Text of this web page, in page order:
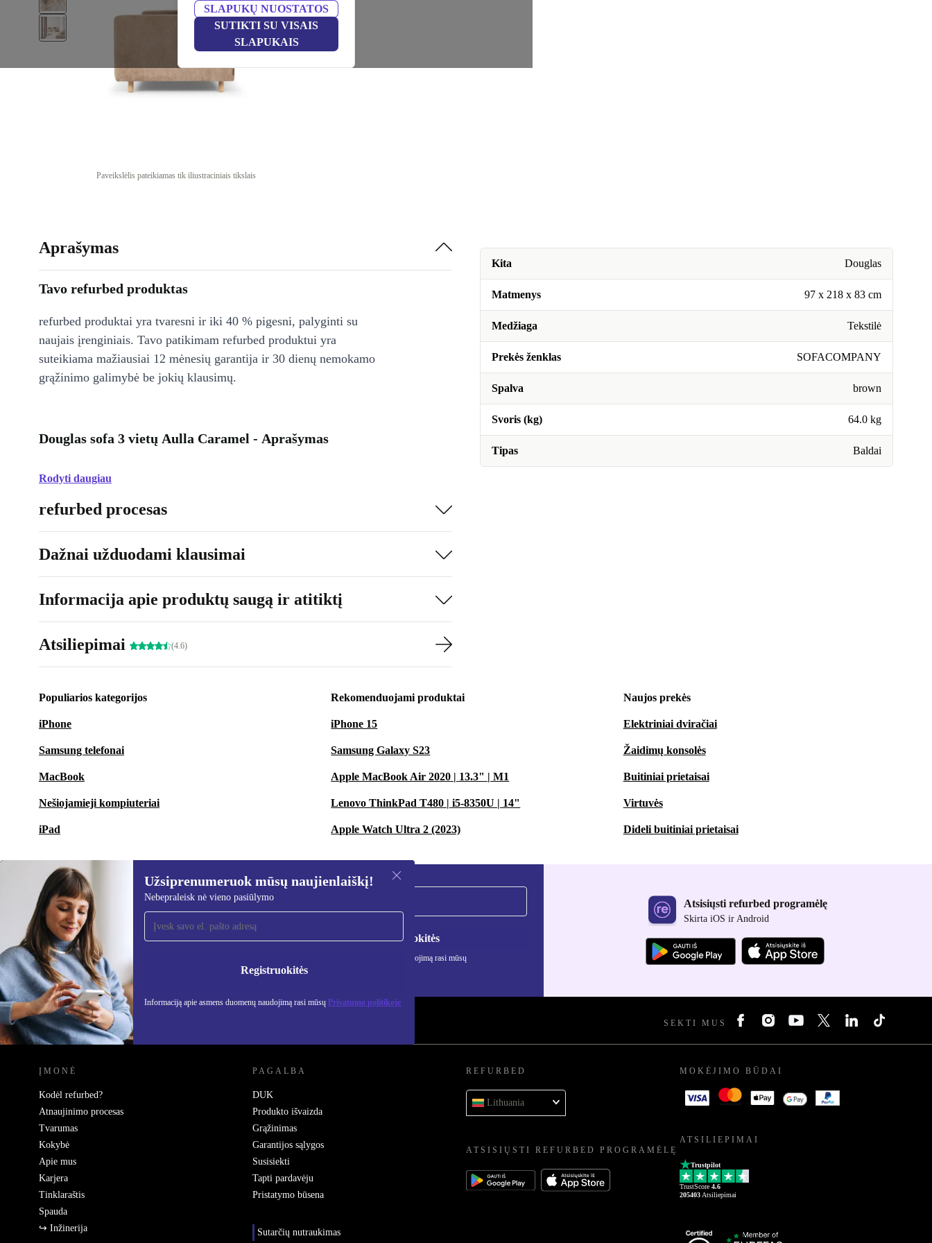
SLAPUKŲ NUOSTATOS
SUTIKTI SU VISAIS
SLAPUKAIS
Paveikslėlis pateikiamas tik iliustraciniais tikslais
Kita Douglas
Matmenys 97 x 218 x 83 cm
Medžiaga Tekstilė
Prekės ženklas SOFACOMPANY
Spalva brown
Svoris (kg) 64.0 kg
Tipas Baldai
Aprašymas
Tavo refurbed produktas
refurbed produktai yra tvaresni ir iki 40 % pigesni, palyginti su
naujais įrenginiais. Tavo patikimam refurbed produktui yra
suteikiama mažiausiai 12 mėnesių garantija ir 30 dienų nemokamo
grąžinimo galimybė be jokių klausimų.
Douglas sofa 3 vietų Aulla Caramel - Aprašymas
Rodyti daugiau
refurbed procesas
Dažnai užduodami klausimai
Informacija apie produktų saugą ir atitiktį
Atsiliepimai (4.6)
Populiarios kategorijos
iPhone
Samsung telefonai
MacBook
Nešiojamieji kompiuteriai
iPad
Rekomenduojami produktai
iPhone 15
Samsung Galaxy S23
Apple MacBook Air 2020 | 13.3" | M1
Lenovo ThinkPad T480 | i5-8350U | 14"
Apple Watch Ultra 2 (2023)
Naujos prekės
Elektriniai dviračiai
Žaidimų konsolės
Buitiniai prietaisai
Virtuvės
Dideli buitiniai prietaisai
Užsiprenumeruok mūsų naujienlaiškį!
Nebepraleisk nė vieno pasiūlymo
Registruokitės
Informaciją apie asmens duomenų naudojimą rasi mūsų Privatumo politikoje
Užsiprenumeruok mūsų
naujienlaiškį!
Nebepraleisk nė vieno pasiūlymo.
Registruokitės
Informaciją apie asmens duomenų naudojimą rasi mūsų
Privatumo politikoje
Atsisiųsti refurbed programėlę
Skirta iOS ir Android
REFURBED LIETUVA - RETHINK NEW. SEKTI MUS
ĮMONĖ
Kodėl refurbed?
Atnaujinimo procesas
Tvarumas
Kokybė
Apie mus
Karjera
Tinklaraštis
Spauda
↪ Inžinerija
PAGALBA
DUK
Produkto išvaizda
Grąžinimas
Garantijos sąlygos
Susisiekti
Tapti pardavėju
Pristatymo būsena
Sutarčių nutraukimas
REFURBED
Lithuania
ATSISIŲSTI REFURBED PROGRAMĖLĘ
MOKĖJIMO BŪDAI
ATSILIEPIMAI
Trustpilot
TrustScore 4.6
205403 Atsiliepimai